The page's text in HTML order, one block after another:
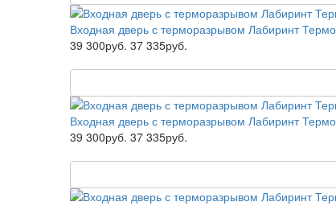
Входная дверь с терморазрывом Лабиринт
39 300руб. 37 335руб.
Входная дверь с терморазрывом Лабиринт
39 300руб. 37 335руб.